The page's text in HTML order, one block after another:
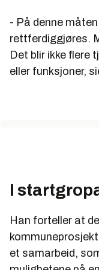
- På denne
rettferdiggjøres.
Det blir ikke flere
eller funksjoner,
I
Han forteller at
et samarbeid,